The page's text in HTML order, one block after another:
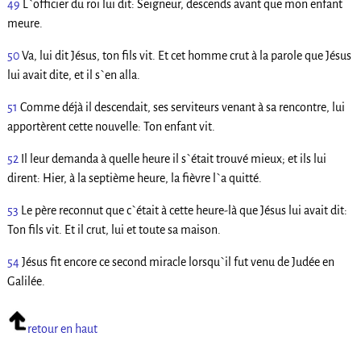
49 L`officier du roi lui dit: Seigneur, descends avant que mon enfant
meure.
50Va, lui dit Jésus, ton fils vit. Et cet homme crut à la parole que Jésus
lui avait dite, et il s`en alla.
51 Comme déjà il descendait, ses serviteurs venant à sa rencontre, lui
apportèrent cette nouvelle: Ton enfant vit.
52
Il leur demanda à quelle heure il s`était trouvé mieux; et ils lui
dirent: Hier, à la septième heure, la fièvre l`a quitté.
53 Le père reconnut que c`était à cette heure-là que Jésus lui avait dit:
Ton fils vit. Et il crut, lui et toute sa maison.
54Jésus fit encore ce second miracle lorsqu`il fut venu de Judée en
Galilée.
retour en haut